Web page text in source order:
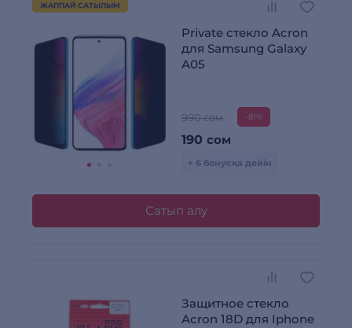
ЖАППАЙ САТЫЛЫМ
Private стекло Acron
для Samsung Galaxy
A05
990 сом -81%
190 сом
+ 6 бонусқа дейін
Сатып алу
Защитное стекло
Acron 18D для Iphone